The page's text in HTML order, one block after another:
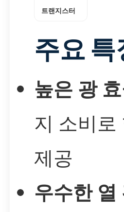
트랜지스터
주요 특
높은 광
지 소비로
제공
우수한 열